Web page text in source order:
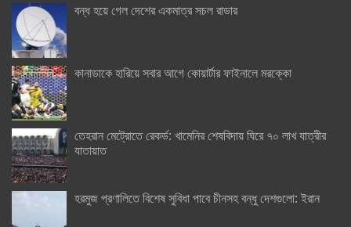
বন্ধ হয়ে গেল দেশের একমাত্র সচল রাডার
কানাডাকে হারিয়ে সবার আগে কোয়ার্টার ফাইনালে মরক্কো
তেহরান মেট্রোতে রেকর্ড: খামেনির শেষবিদায় ঘিরে ৭০ লাখ যাত্রীর
যাতায়াত
হরমুজ প্রণালিতে বিশেষ সুবিধা পাবে চীনসহ বন্ধু দেশগুলো: ইরান